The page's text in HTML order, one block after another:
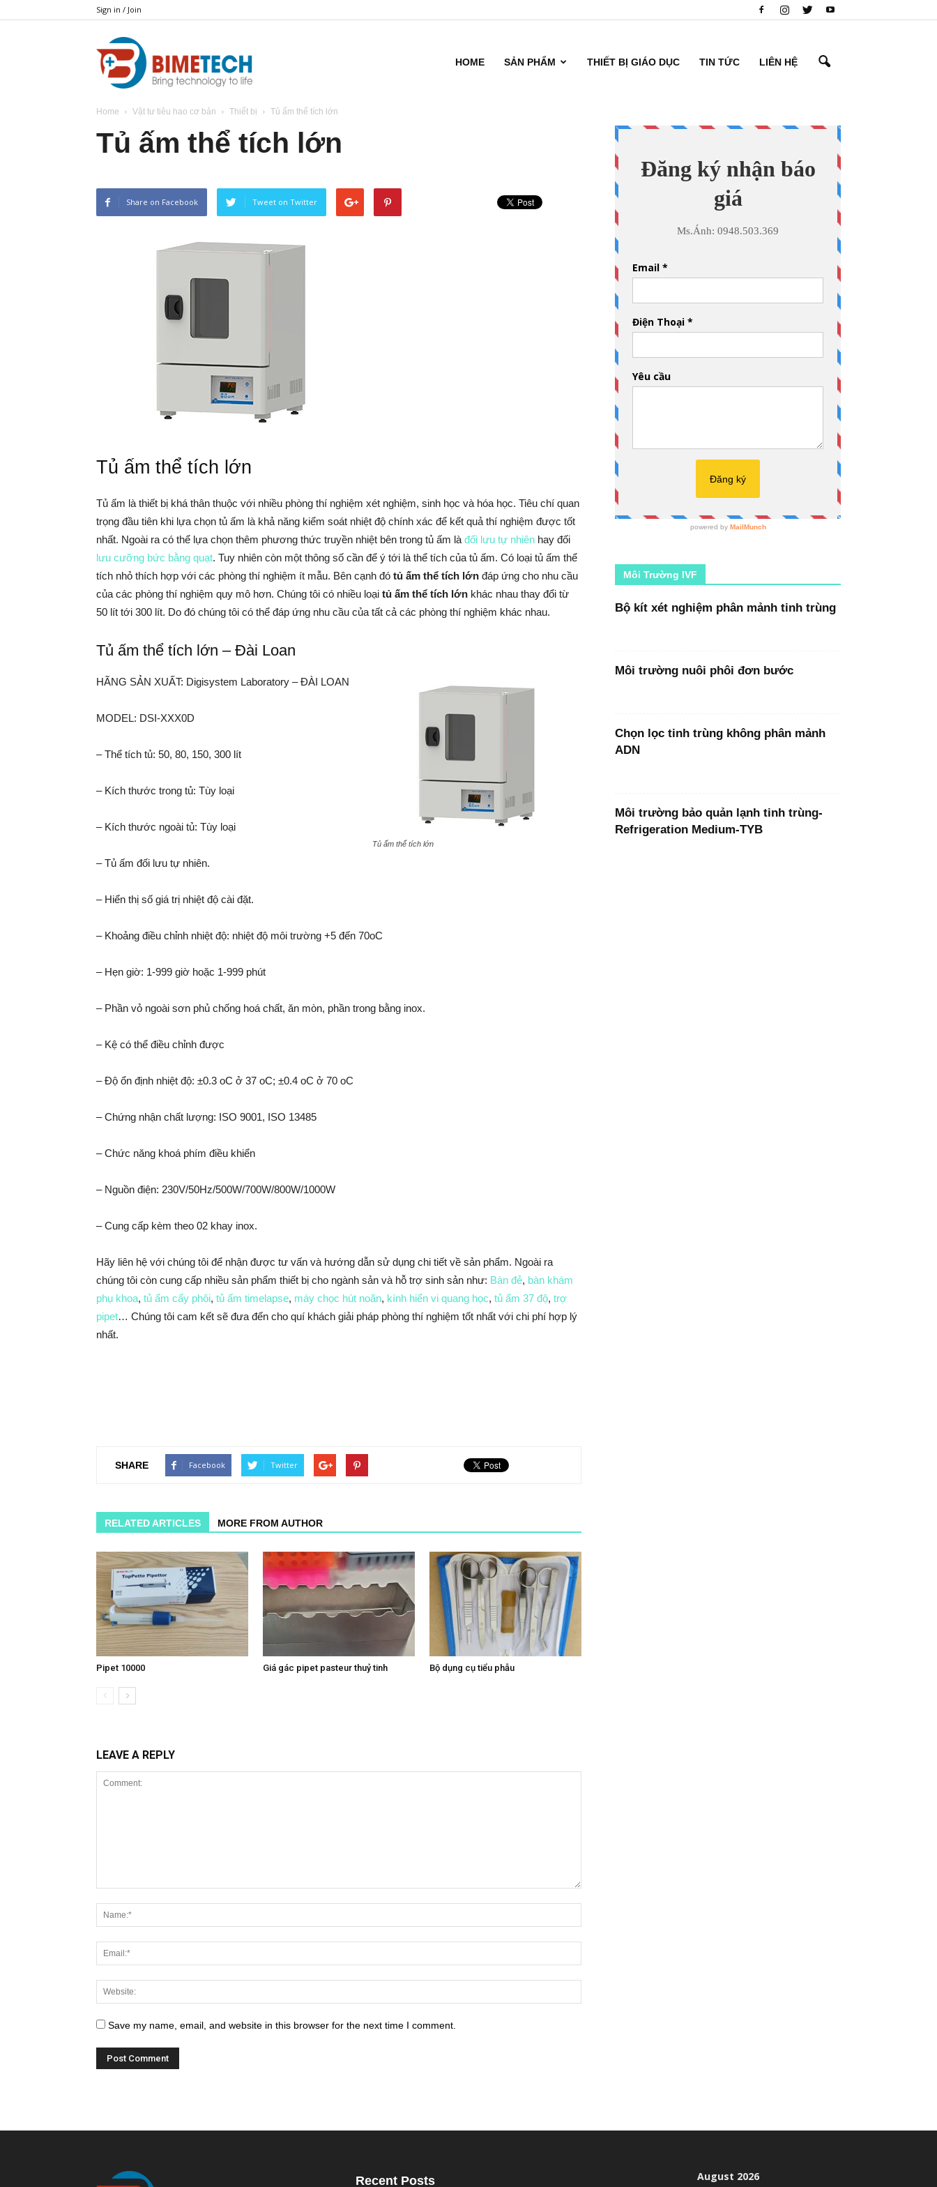
Sign in / Join
HOME SẢN PHẨM THIẾT BỊ GIÁO DỤC TIN TỨC LIÊN HỆ
Home Vật tư tiêu hao cơ bản Thiết bị Tủ ấm thể tích lớn
Tủ ấm thể tích lớn
Share on Facebook Tweet on Twitter
Tủ ấm thể tích lớn
Tủ ấm là thiết bị khá thân thuộc với nhiều phòng thí nghiệm xét nghiệm, sinh học và hóa học. Tiêu chí quan
trọng đầu tiên khi lựa chọn tủ ấm là khả năng kiểm soát nhiệt độ chính xác để kết quả thí nghiệm được tốt
nhất. Ngoài ra có thể lựa chọn thêm phương thức truyền nhiệt bên trong tủ ấm là đối lưu tự nhiên hay đối
lưu cưỡng bức bằng quạt. Tuy nhiên còn một thông số cần để ý tới là thể tích của tủ ấm. Có loại tủ ấm thể
tích nhỏ thích hợp với các phòng thí nghiệm ít mẫu. Bên cạnh đó tủ ấm thể tích lớn đáp ứng cho nhu cầu
của các phòng thí nghiệm quy mô hơn. Chúng tôi có nhiều loại tủ ấm thể tích lớn khác nhau thay đổi từ
50 lít tới 300 lít. Do đó chúng tôi có thể đáp ứng nhu cầu của tất cả các phòng thí nghiệm khác nhau.
Tủ ấm thể tích lớn – Đài Loan
Tủ ấm thể tích lớn
HÃNG SẢN XUẤT: Digisystem Laboratory – ĐÀI LOAN
MODEL: DSI-XXX0D
– Thể tích tủ: 50, 80, 150, 300 lít
– Kích thước trong tủ: Tùy loại
– Kích thước ngoài tủ: Tùy loại
– Tủ ấm đối lưu tự nhiên.
– Hiển thị số giá trị nhiệt độ cài đặt.
– Khoảng điều chỉnh nhiệt độ: nhiệt độ môi trường +5 đến 70oC
– Hẹn giờ: 1-999 giờ hoặc 1-999 phút
– Phần vỏ ngoài sơn phủ chống hoá chất, ăn mòn, phần trong bằng inox.
– Kệ có thể điều chỉnh được
– Độ ổn định nhiệt độ: ±0.3 oC ở 37 oC; ±0.4 oC ở 70 oC
– Chứng nhận chất lượng: ISO 9001, ISO 13485
– Chức năng khoá phím điều khiển
– Nguồn điện: 230V/50Hz/500W/700W/800W/1000W
– Cung cấp kèm theo 02 khay inox.
Hãy liên hệ với chúng tôi để nhận được tư vấn và hướng dẫn sử dụng chi tiết về sản phẩm. Ngoài ra
chúng tôi còn cung cấp nhiều sản phẩm thiết bị cho ngành sản và hỗ trợ sinh sản như: Bàn đẻ, bàn khám
phụ khoa, tủ ấm cấy phôi, tủ ấm timelapse, máy chọc hút noãn, kính hiển vi quang học, tủ ấm 37 độ, trợ
pipet… Chúng tôi cam kết sẽ đưa đến cho quí khách giải pháp phòng thí nghiệm tốt nhất với chi phí hợp lý
nhất.
SHARE Facebook Twitter
RELATED ARTICLES MORE FROM AUTHOR
Pipet 10000 Giá gác pipet pasteur thuỷ tinh Bộ dụng cụ tiểu phẫu
LEAVE A REPLY
Save my name, email, and website in this browser for the next time I comment.
Môi Trường IVF
Bộ kít xét nghiệm phân mảnh tinh trùng
Môi trường nuôi phôi đơn bước
Chọn lọc tinh trùng không phân mảnh
ADN
Môi trường bảo quản lạnh tinh trùng-
Refrigeration Medium-TYB
Recent Posts August 2026